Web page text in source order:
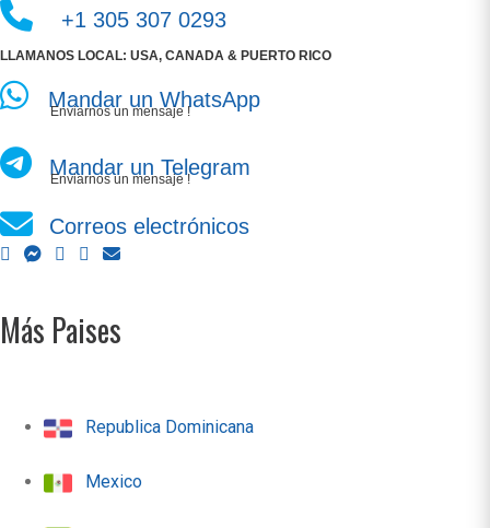
+1 305 307 0293
LLAMANOS LOCAL: USA, CANADA & PUERTO RICO
Mandar un WhatsApp
Enviarnos un mensaje !
Mandar un Telegram
Enviarnos un mensaje !
Correos electrónicos
Más Paises
Republica Dominicana
Mexico